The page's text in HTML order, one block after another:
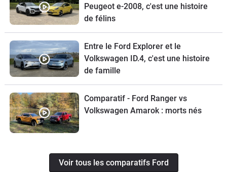
Peugeot e-2008, c'est une histoire
de félins
Entre le Ford Explorer et le
Volkswagen ID.4, c'est une histoire
de famille
Comparatif - Ford Ranger vs
Volkswagen Amarok : morts nés
Voir tous les comparatifs Ford